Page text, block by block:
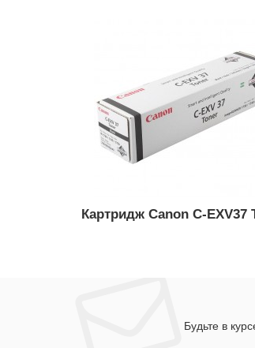
Картридж Canon C-EXV37
Будьте в